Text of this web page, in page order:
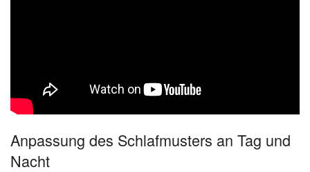
Anpassung des Schlafmusters an Tag und
Nacht